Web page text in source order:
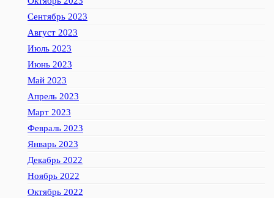
Сентябрь 2023
Август 2023
Июль 2023
Июнь 2023
Май 2023
Апрель 2023
Март 2023
Февраль 2023
Январь 2023
Декабрь 2022
Ноябрь 2022
Октябрь 2022